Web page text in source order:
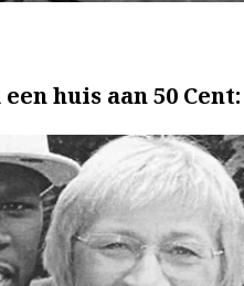
huis aan 50 Cent: